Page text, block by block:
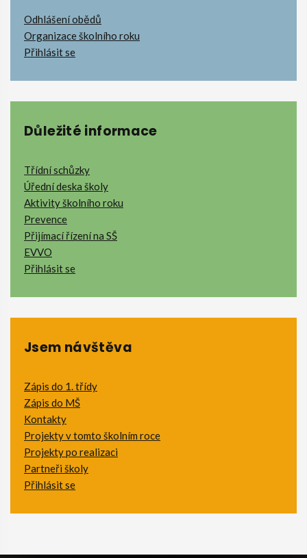
Odhlášení obědů
Organizace školního roku
Přihlásit se
Důležité informace
Třídní schůzky
Úřední deska školy
Aktivity školního roku
Prevence
Přijímací řízení na SŠ
EVVO
Přihlásit se
Jsem návštěva
Zápis do 1. třídy
Zápis do MŠ
Kontakty
Projekty v tomto školním roce
Projekty po realizaci
Partneři školy
Přihlásit se